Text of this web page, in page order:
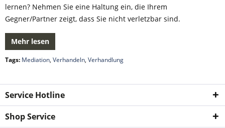
lernen? Nehmen Sie eine Haltung ein, die Ihrem
Gegner/Partner zeigt, dass Sie nicht verletzbar sind.
Mehr lesen
Tags: Mediation, Verhandeln, Verhandlung
Service Hotline
Shop Service